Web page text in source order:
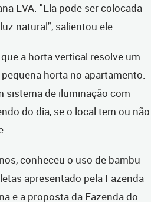
EVA. "Ela pode ser colocada
natural", salientou ele.
a horta vertical resolve um
horta no apartamento:
sistema de iluminação com
do dia, se o local tem ou não
conheceu o uso de bambu
apresentado pela Fazenda
e a proposta da Fazenda do